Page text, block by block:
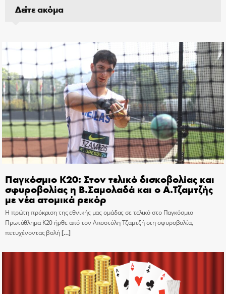
Δείτε ακόμα
Παγκόσμιο Κ20: Στον τελικό δισκοβολίας και
σφυροβολίας η Β.Σαμολαδά και ο Α.Τζαμτζής
με νέα ατομικά ρεκόρ
Η πρώτη πρόκριση της εθνικής μας ομάδας σε τελικό στο Παγκόσμιο
Πρωτάθλημα Κ20 ήρθε από τον Αποστόλη Τζαμτζή στη σφυροβολία,
πετυχένοντας βολή[…]